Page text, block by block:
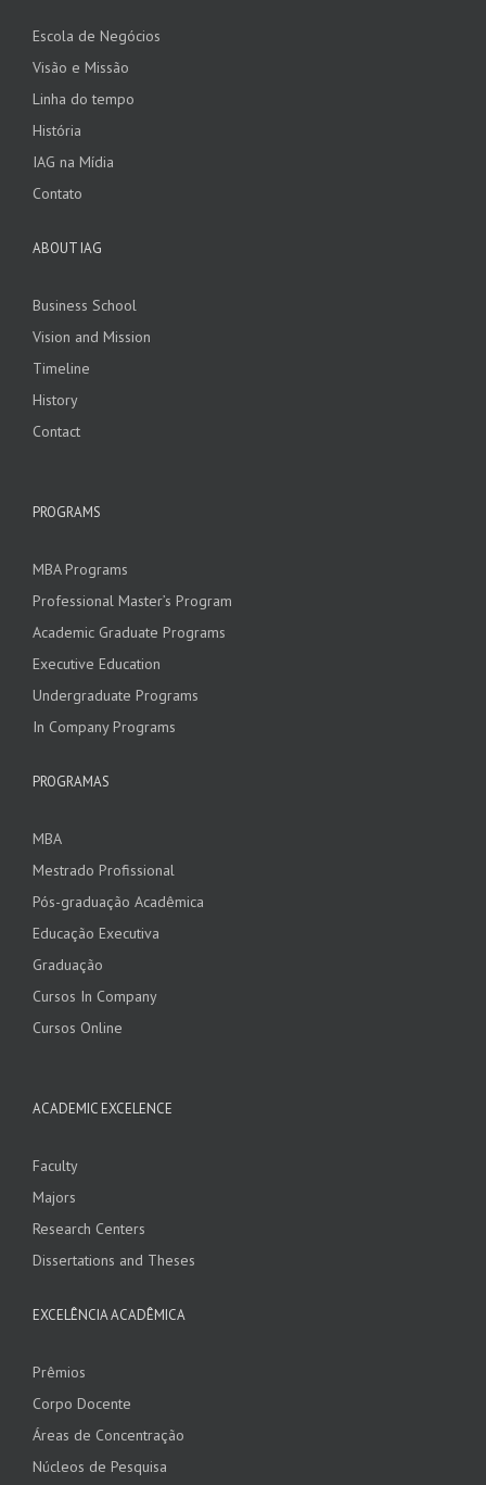
Escola de Negócios
Visão e Missão
Linha do tempo
História
IAG na Mídia
Contato
ABOUT IAG
Business School
Vision and Mission
Timeline
History
Contact
PROGRAMS
MBA Programs
Professional Master’s Program
Academic Graduate Programs
Executive Education
Undergraduate Programs
In Company Programs
PROGRAMAS
MBA
Mestrado Profissional
Pós-graduação Acadêmica
Educação Executiva
Graduação
Cursos In Company
Cursos Online
ACADEMIC EXCELENCE
Faculty
Majors
Research Centers
Dissertations and Theses
EXCELÊNCIA ACADÊMICA
Prêmios
Corpo Docente
Áreas de Concentração
Núcleos de Pesquisa